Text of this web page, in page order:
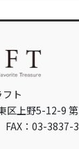
ト
区上野5-12-9
：03-3837-